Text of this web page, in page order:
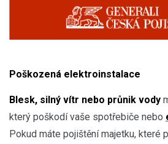
Poškozená elektroinstalace
Blesk, silný vítr nebo průnik vody
který poškodí vaše spotřebiče nebo
Pokud máte pojištění majetku, které